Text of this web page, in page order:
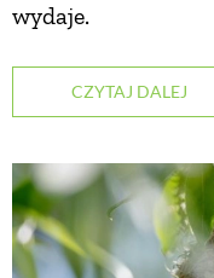
wydaje.
CZYTAJ DALEJ